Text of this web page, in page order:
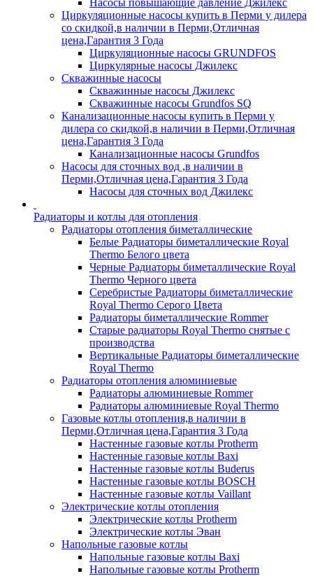
Насосы повышающие давление Джилекс
Циркуляционные насосы купить в Перми у дилера
со скидкой,в наличии в Перми,Отличная
цена,Гарантия 3 Года
Циркуляционные насосы GRUNDFOS
Циркулярные насосы Джилекс
Скважинные насосы
Скважинные насосы Джилекс
Скважинные насосы Grundfos SQ
Канализационные насосы купить в Перми у
дилера со скидкой,в наличии в Перми,Отличная
цена,Гарантия 3 Года
Канализационные насосы Grundfos
Насосы для сточных вод ,в наличии в
Перми,Отличная цена,Гарантия 3 Года
Насосы для сточных вод Джилекс
Радиаторы и котлы для отопления
Радиаторы отопления биметаллические
Белые Радиаторы биметаллические Royal
Thermo Белого цвета
Черные Радиаторы биметаллические Royal
Thermo Черного цвета
Серебристые Радиаторы биметаллические
Royal Thermo Серого Цвета
Радиаторы биметаллические Rommer
Старые радиаторы Royal Thermo снятые с
производства
Вертикальные Радиаторы биметаллические
Royal Thermo
Радиаторы отопления алюминиевые
Радиаторы алюминиевые Rommer
Радиаторы алюминиевые Royal Thermo
Газовые котлы отопления,в наличии в
Перми,Отличная цена,Гарантия 3 Года
Настенные газовые котлы Protherm
Настенные газовые котлы Baxi
Настенные газовые котлы Buderus
Настенные газовые котлы BOSCH
Настенные газовые котлы Vaillant
Электрические котлы отопления
Электрические котлы Protherm
Электрические котлы Эван
Напольные газовые котлы
Напольные газовые котлы Baxi
Напольные газовые котлы Protherm